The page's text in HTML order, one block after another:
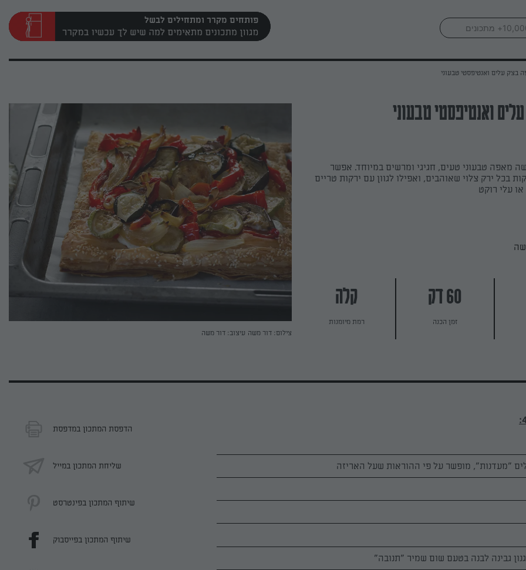
פותחים מקרר ומתחילים לבשל
בצק עלים ואנטיפסטי טבעוני
ואנטיפסטי טבעוני
מאפה טבעוני טעים, חגיגי ומרשים במיוחד. אפשר
בכל ירק צלוי שאוהבים, ואפילו לגוון עם ירקות טריים
או עלי רוקט
60 דק
זמן הכנה
קלה
רמת מיומנות
צילום: דור משה עיצוב: דור משה
"מעדנות", מופשר על פי ההוראות שעל האריזה
גבינה לבנה בטעם שום שמיר "תנובה"
הדפסת המתכון במדפסת
שליחת המתכון במייל
שיתוף המתכון בפינטרסט
שיתוף המתכון בפייסבוק